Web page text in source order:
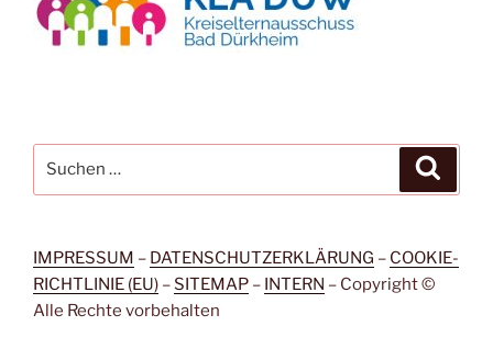
nach:
IMPRESSUM – DATENSCHUTZERKLÄRUNG – COOKIE-
RICHTLINIE (EU) – SITEMAP – INTERN – Copyright ©
Alle Rechte vorbehalten